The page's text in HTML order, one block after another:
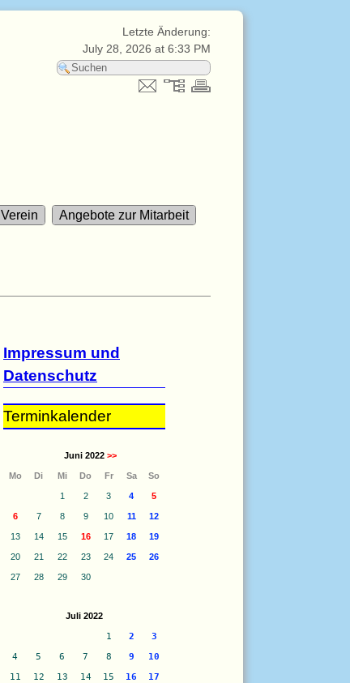
Letzte Änderung:
July 28, 2026 at 6:33 PM
Verein Angebote zur Mitarbeit
Impressum und
Datenschutz
Terminkalender
Juni 2022 >>
Mo Di Mi Do Fr Sa So
1 2 3 4 5
6 7 8 9 10 11 12
13 14 15 16 17 18 19
20 21 22 23 24 25 26
27 28 29 30
Juli 2022
1 2
3
4
5 6 7 8 9
10
11
12 13 14 15 16
17